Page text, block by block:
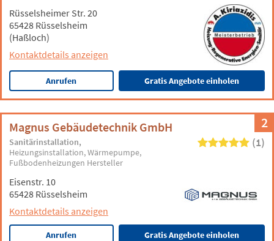
Rüsselsheimer Str. 20
65428 Rüsselsheim
(Haßloch)
Kontaktdetails anzeigen
Anrufen Gratis Angebote einholen
2
Magnus Gebäudetechnik GmbH
Sanitärinstallation
Heizungsinstallation Wärmepumpe
Fußbodenheizungen Hersteller
(1)
Eisenstr. 10
65428 Rüsselsheim
Kontaktdetails anzeigen
Anrufen Gratis Angebote einholen